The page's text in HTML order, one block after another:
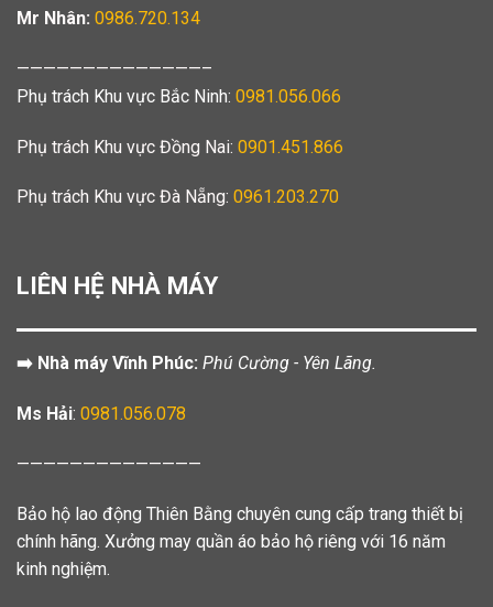
Mr Nhân: 0986.720.134
——————————————–
Phụ trách Khu vực Bắc Ninh: 0981.056.066
Phụ trách Khu vực Đồng Nai: 0901.451.866
Phụ trách Khu vực Đà Nẵng: 0961.203.270
LIÊN HỆ NHÀ MÁY
➡️ Nhà máy Vĩnh Phúc: Phú Cường - Yên Lãng.
Ms Hải: 0981.056.078
——————————————
Bảo hộ lao động Thiên Bằng chuyên cung cấp trang thiết bị
chính hãng. Xưởng may quần áo bảo hộ riêng với 16 năm
kinh nghiệm.